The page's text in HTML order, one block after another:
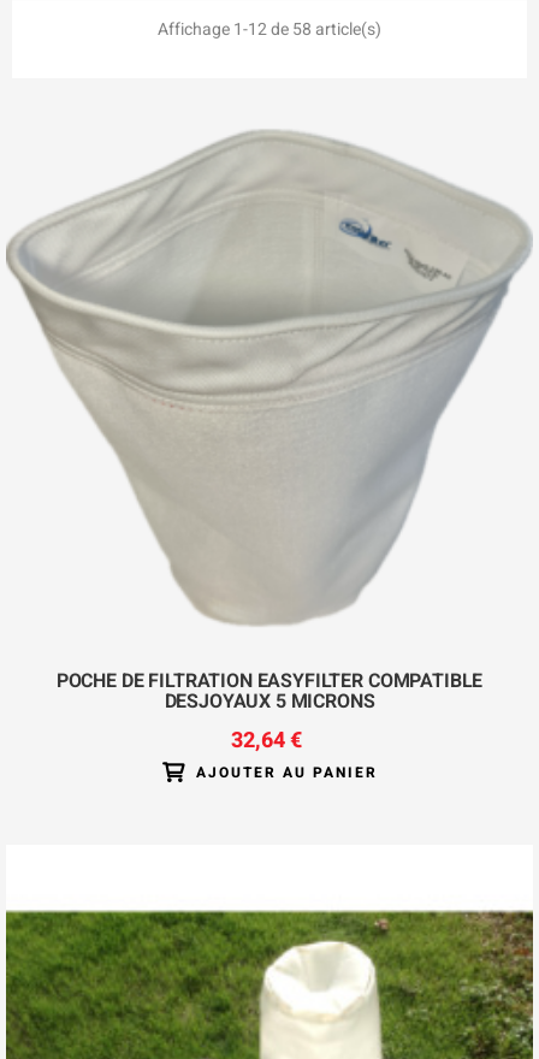
Affichage 1-12 de 58 article(s)
POCHE DE FILTRATION EASYFILTER COMPATIBLE
DESJOYAUX 5 MICRONS
32,64 €
AJOUTER AU PANIER